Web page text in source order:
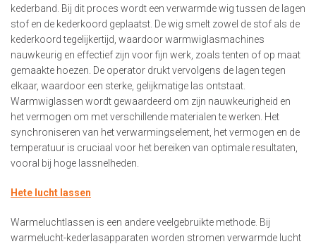
kederband. Bij dit proces wordt een verwarmde wig tussen de lagen
stof en de kederkoord geplaatst. De wig smelt zowel de stof als de
kederkoord tegelijkertijd, waardoor warmwiglasmachines
nauwkeurig en effectief zijn voor fijn werk, zoals tenten of op maat
gemaakte hoezen. De operator drukt vervolgens de lagen tegen
elkaar, waardoor een sterke, gelijkmatige las ontstaat.
Warmwiglassen wordt gewaardeerd om zijn nauwkeurigheid en
het vermogen om met verschillende materialen te werken. Het
synchroniseren van het verwarmingselement, het vermogen en de
temperatuur is cruciaal voor het bereiken van optimale resultaten,
vooral bij hoge lassnelheden.
Hete lucht lassen
Warmeluchtlassen is een andere veelgebruikte methode. Bij
warmelucht-kederlasapparaten worden stromen verwarmde lucht